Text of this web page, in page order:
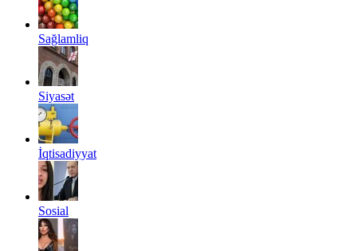
Sağlamliq
Siyasət
İqtisadiyyat
Sosial